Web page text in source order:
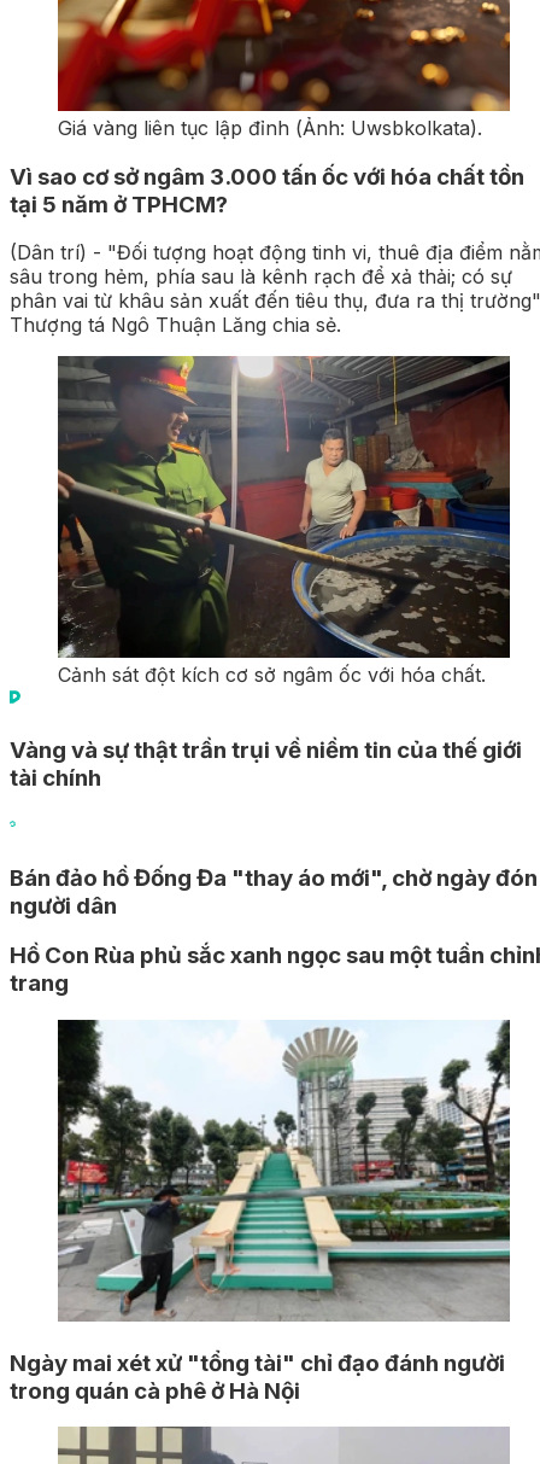
Giá vàng liên tục lập đỉnh (Ảnh: Uwsbkolkata).
Vì sao cơ sở ngâm 3.000 tấn ốc với hóa chất tồn
tại 5 năm ở TPHCM?
(Dân trí) - "Đối tượng hoạt động tinh vi, thuê địa điểm nằm
sâu trong hẻm, phía sau là kênh rạch để xả thải; có sự
phân vai từ khâu sản xuất đến tiêu thụ, đưa ra thị trường",
Thượng tá Ngô Thuận Lăng chia sẻ.
Cảnh sát đột kích cơ sở ngâm ốc với hóa chất.
Vàng và sự thật trần trụi về niềm tin của thế giới
tài chính
Bán đảo hồ Đống Đa "thay áo mới", chờ ngày đón
người dân
Hồ Con Rùa phủ sắc xanh ngọc sau một tuần chỉnh
trang
Ngày mai xét xử "tổng tài" chỉ đạo đánh người
trong quán cà phê ở Hà Nội